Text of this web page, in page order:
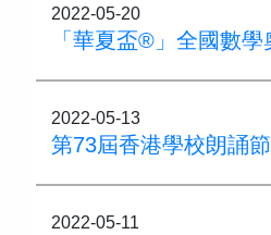
2022-05-20
2022-05-13
第73屆香港學校朗誦節
2022-05-11